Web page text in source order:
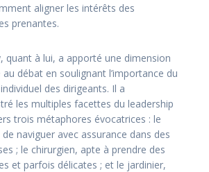
aligner les intérêts des
prenantes.
quant à lui, a apporté une dimension
débat en soulignant l’importance du
des dirigeants. Il a
les multiples facettes du leadership
trois métaphores évocatrices : le
naviguer avec assurance dans des
; le chirurgien, apte à prendre des
et parfois délicates ; et le jardinier,